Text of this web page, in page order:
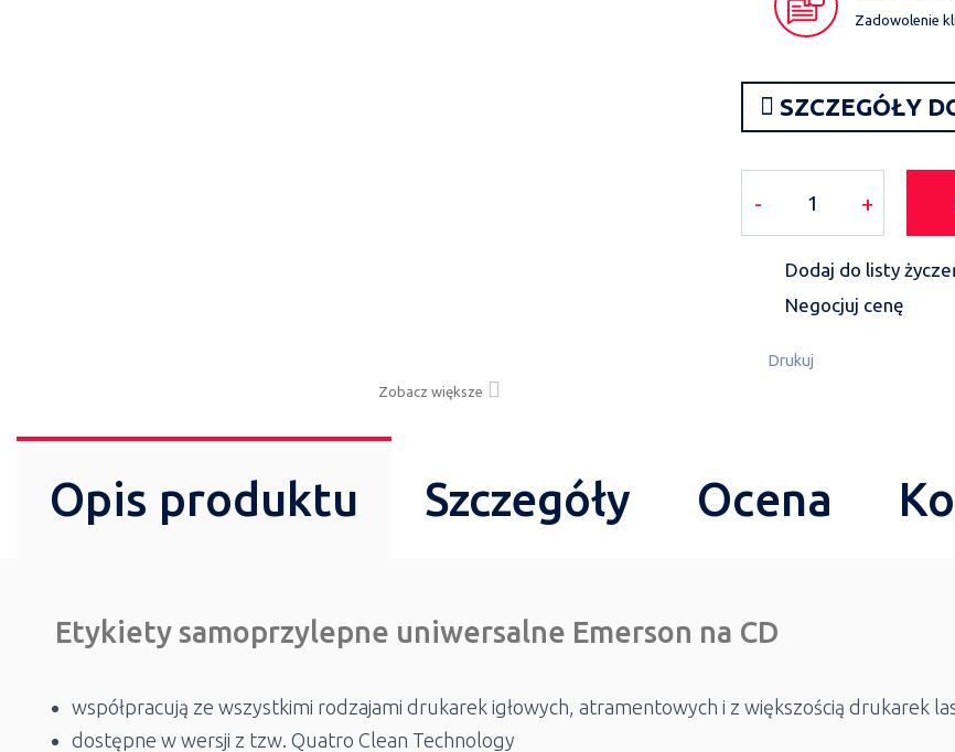
Zobacz większe
Zadowolenie
SZCZEGÓŁY
- +
Dodaj do listy
Negocjuj cenę
Drukuj
Opis produktu Szczegóły Ocena
Etykiety samoprzylepne uniwersalne Emerson na CD
współpracują ze wszystkimi rodzajami drukarek igłowych, atramentowych i z większością drukarek
dostępne w wersji z tzw. Quatro Clean Technology